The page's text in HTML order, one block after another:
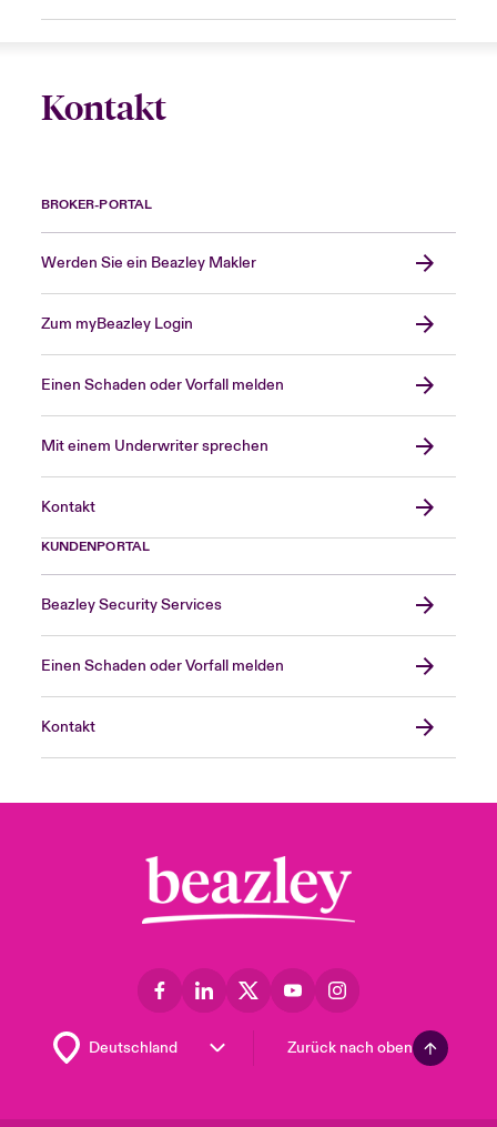
Kontakt
BROKER-PORTAL
Werden Sie ein Beazley Makler
Zum myBeazley Login
Einen Schaden oder Vorfall melden
Mit einem Underwriter sprechen
Kontakt
KUNDENPORTAL
Beazley Security Services
Einen Schaden oder Vorfall melden
Kontakt
Zurück nach oben